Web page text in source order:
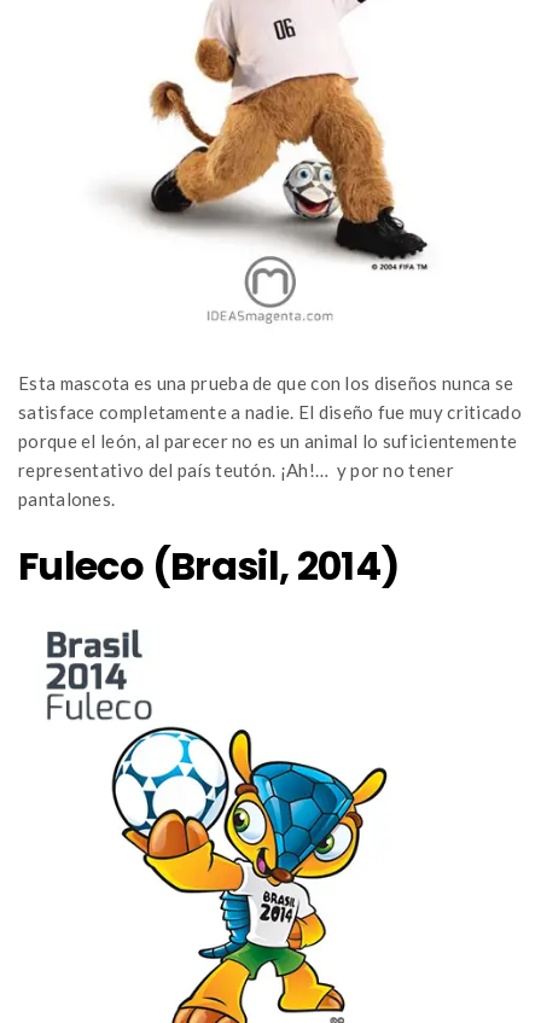
Esta mascota es una prueba de que con los diseños nunca se
satisface completamente a nadie. El diseño fue muy criticado
porque el león, al parecer no es un animal lo suficientemente
representativo del país teutón. ¡Ah!… y por no tener
pantalones.
Fuleco (Brasil, 2014)